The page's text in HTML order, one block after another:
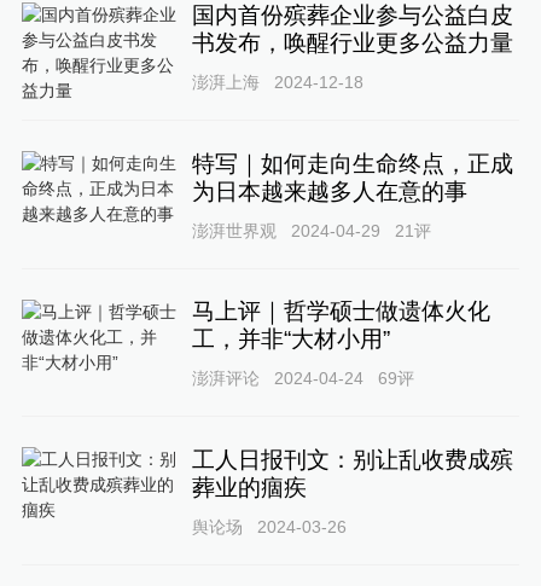
国内首份殡葬企业参与公益白皮
书发布，唤醒行业更多公益力量
澎湃上海 2024-12-18
特写｜如何走向生命终点，正成
为日本越来越多人在意的事
澎湃世界观 2024-04-29 21评
马上评｜哲学硕士做遗体火化
工，并非“大材小用”
澎湃评论 2024-04-24 69评
工人日报刊文：别让乱收费成殡
葬业的痼疾
舆论场 2024-03-26